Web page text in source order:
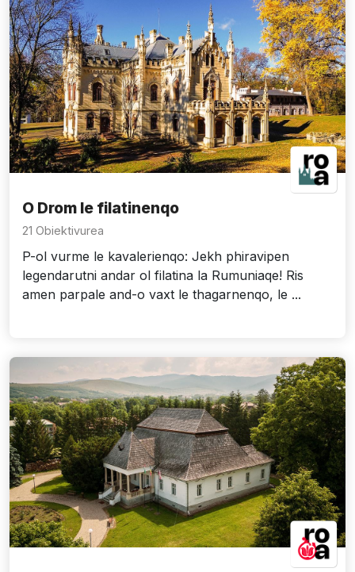
O Drom le filatinenqo
21 Obiektivurea
P-ol vurme le kavalerienqo: Jekh phiravipen
legendarutni andar ol filatina la Rumuniaqe! Ris
amen parpale and-o vaxt le thagarnenqo, le ...